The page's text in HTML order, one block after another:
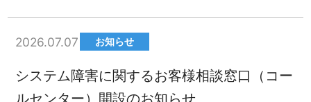
2026.07.07 お知らせ
システム障害に関するお客様相談窓口（コー